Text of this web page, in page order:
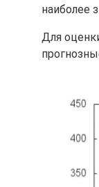
наиболее
Для